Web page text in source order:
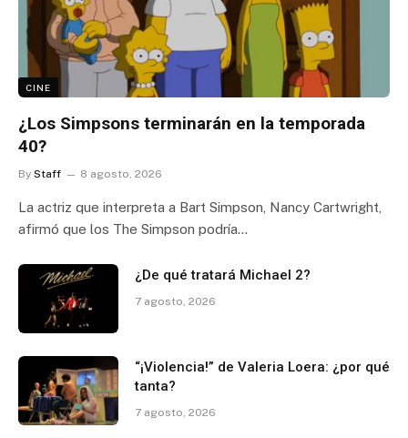
CINE
¿Los Simpsons terminarán en la temporada
40?
By Staff 8 agosto, 2026
La actriz que interpreta a Bart Simpson, Nancy Cartwright,
afirmó que los The Simpson podría…
¿De qué tratará Michael 2?
7 agosto, 2026
“¡Violencia!” de Valeria Loera: ¿por qué
tanta?
7 agosto, 2026